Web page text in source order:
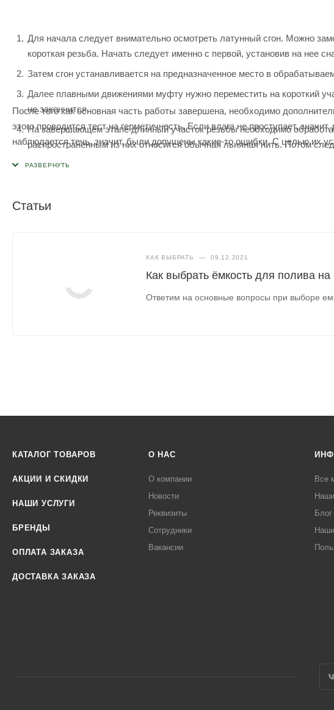
Для начала следует внимательно осмотреть латунный сгон. Можно
короткая резьба. Начать следует именно с первой, установив на нее
Затем сгон устанавливается на предназначенное место в
Далее плавными движениями муфту нужно переместить на короткий
не закончится.
На завершающем этапе длинный участок резьбы необходимо
распространенным из них относится обычная льняная нить. Потом
После того как основная часть работы завершена, необходимо
этого проводится тест на герметичность. Если влага не проступает,
наблюдается течь, значит, были допущены какие-то ошибки. С целью их
Статьи
КАК ВЫБРАТЬ — 09.12.2021
Как выбрать ёмкость для полива
Ответим на основные вопросы при выборе
КАТАЛОГ ТОВАРОВ
АКЦИИ И СКИДКИ
НАШИ УСЛУГИ
БРЕНДЫ
ОПЛАТА ЗАКАЗА
ДОСТАВКА ЗАКАЗА
О НАС
О компании
Новости
Реквизиты
Сотрудники
Вакансии
Все
Блог